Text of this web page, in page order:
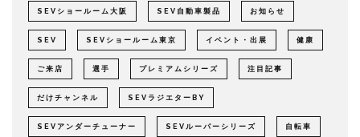
SEVショールーム大阪 SEV自動車製品 お知らせ
SEV SEVショールーム東京 イベント・出展 健康
ご来店 選手 プレミアムシリーズ 注目記事
だけチャンネル SEVラジエターBY
SEVアンダーチューナー SEVルーパーシリーズ 自転車